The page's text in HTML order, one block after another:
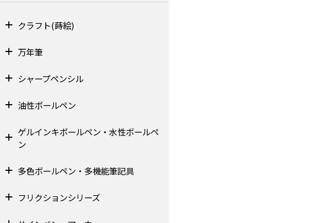
クラフト(蒔絵)
万年筆
シャープペンシル
油性ボールペン
ゲルインキボールペン・水性ボールペ
ン
多色ボールペン・多機能筆記具
フリクションシリーズ